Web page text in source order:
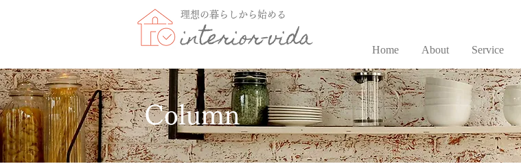
理想の暮らしから始める
interior-vida Home About Service
Column